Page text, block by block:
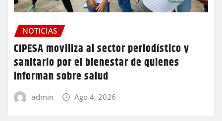
NOTICIAS
CIPESA moviliza al sector periodístico y
sanitario por el bienestar de quienes
informan sobre salud
admin Ago 4, 2026